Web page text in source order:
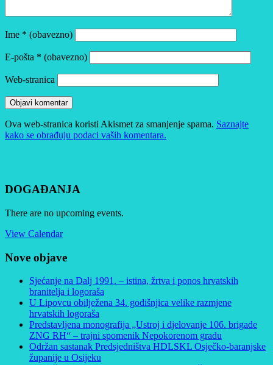
Ime * (obavezno)
E-pošta * (obavezno)
Web-stranica
Ova web-stranica koristi Akismet za smanjenje spama. Saznajte
kako se obrađuju podaci vaših komentara.
DOGAĐANJA
There are no upcoming events.
View Calendar
Nove objave
Sjećanje na Dalj 1991. – istina, žrtva i ponos hrvatskih
branitelja i logoraša
U Lipovcu obilježena 34. godišnjica velike razmjene
hrvatskih logoraša
Predstavljena monografija „Ustroj i djelovanje 106. brigade
ZNG RH“ – trajni spomenik Nepokorenom gradu
Održan sastanak Predsjedništva HDLSKL Osječko-baranjske
županije u Osijeku